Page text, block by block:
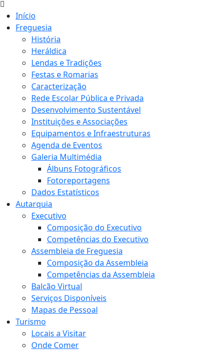
Início
Freguesia
História
Heráldica
Lendas e Tradições
Festas e Romarias
Caracterização
Rede Escolar Pública e Privada
Desenvolvimento Sustentável
Instituições e Associações
Equipamentos e Infraestruturas
Agenda de Eventos
Galeria Multimédia
Álbuns Fotográficos
Fotoreportagens
Dados Estatísticos
Autarquia
Executivo
Composição do Executivo
Competências do Executivo
Assembleia de Freguesia
Composição da Assembleia
Competências da Assembleia
Balcão Virtual
Serviços Disponíveis
Mapas de Pessoal
Turismo
Locais a Visitar
Onde Comer